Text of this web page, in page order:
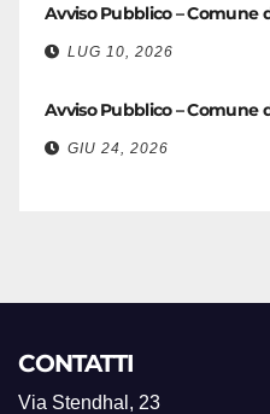
Avviso Pubblico – Comune
LUG 10, 2026
Avviso Pubblico – Comune
GIU 24, 2026
CONTATTI
Via Stendhal, 23